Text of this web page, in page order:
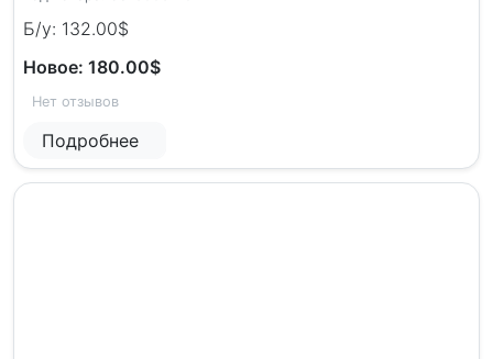
Б/у: 132.00$
Новое: 180.00$
Нет отзывов
Подробнее